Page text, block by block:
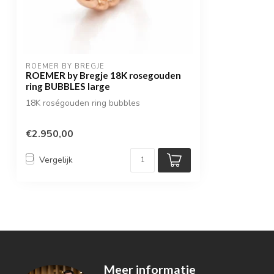
ROEMER BY BREGJE
ROEMER by Bregje 18K rosegouden
ring BUBBLES large
18K roségouden ring bubbles
€2.950,00
Vergelijk
Meer informatie